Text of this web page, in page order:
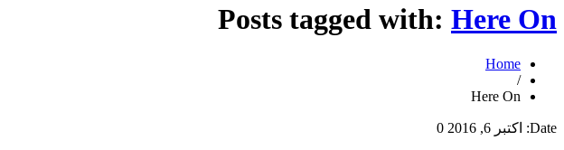
Posts tagged with: Here On
Home
/
Here On
Date: اکتبر 6, 2016 0